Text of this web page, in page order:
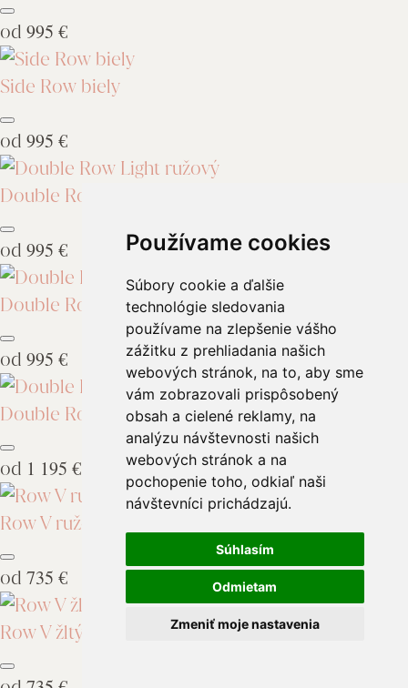
Používame cookies
Súbory cookie a ďalšie
technológie sledovania
používame na zlepšenie vášho
zážitku z prehliadania našich
webových stránok, na to, aby sme
vám zobrazovali prispôsobený
obsah a cielené reklamy, na
analýzu návštevnosti našich
webových stránok a na
pochopenie toho, odkiaľ naši
návštevníci prichádzajú.
Súhlasím
Odmietam
Zmeniť moje nastavenia
od 995 €
Side Row biely
od 995 €
Double Row Light ružový
od 995 €
Double Row Light žltý
od 995 €
Double Row Light biely
od 1 195 €
Row V ružový
od 735 €
Row V žltý